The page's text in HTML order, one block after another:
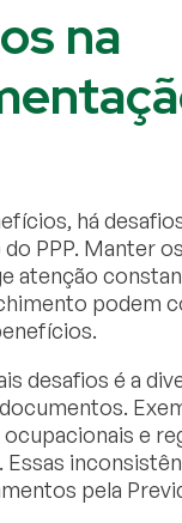
na
há
PPP. Manter
atenção
podem
desafios é a
ocupacionais e
pela